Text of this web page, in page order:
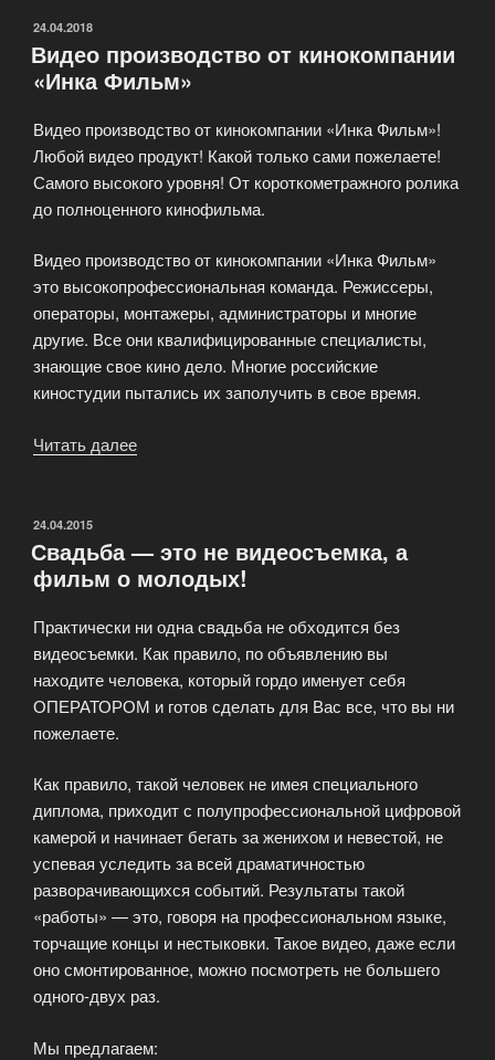
ОПУБЛИКОВАНО
24.04.2018
Видео производство от кинокомпании
«Инка Фильм»
Видео производство от кинокомпании «Инка Фильм»!
Любой видео продукт! Какой только сами пожелаете!
Самого высокого уровня! От короткометражного ролика
до полноценного кинофильма.
Видео производство от кинокомпании «Инка Фильм»
это высокопрофессиональная команда. Режиссеры,
операторы, монтажеры, администраторы и многие
другие. Все они квалифицированные специалисты,
знающие свое кино дело. Многие российские
киностудии пытались их заполучить в свое время.
Читать далее
«Инка
Фильм»»
ОПУБЛИКОВАНО
24.04.2015
Свадьба — это не видеосъемка, а
фильм о молодых!
Практически ни одна свадьба не обходится без
видеосъемки. Как правило, по объявлению вы
находите человека, который гордо именует себя
ОПЕРАТОРОМ и готов сделать для Вас все, что вы ни
пожелаете.
Как правило, такой человек не имея специального
диплома, приходит с полупрофессиональной цифровой
камерой и начинает бегать за женихом и невестой, не
успевая уследить за всей драматичностью
разворачивающихся событий. Результаты такой
«работы» — это, говоря на профессиональном языке,
торчащие концы и нестыковки. Такое видео, даже если
оно смонтированное, можно посмотреть не большего
одного-двух раз.
Мы предлагаем: